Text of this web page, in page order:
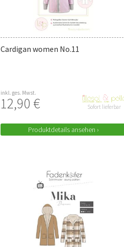
Cardigan women No.11
inkl. ges. Mwst.
12,90 € Sofort lieferbar
Produktdetails ansehen ›